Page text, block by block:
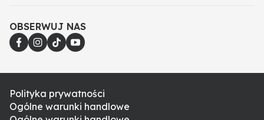
OBSERWUJ NAS
Polityka prywatności
Ogólne warunki handlowe